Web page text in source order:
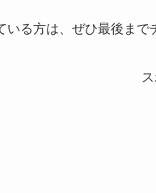
いる方は、ぜひ最後ま